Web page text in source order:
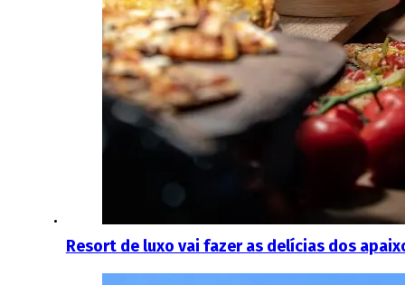
Resort de luxo vai fazer as delícias dos